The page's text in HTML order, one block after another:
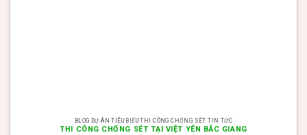
BLOG DỰ ÁN TIÊU BIỂU THI CÔNG CHỐNG SÉT TIN TỨC
THI CÔNG CHỐNG SÉT TẠI VIỆT YÊN BẮC GIANG